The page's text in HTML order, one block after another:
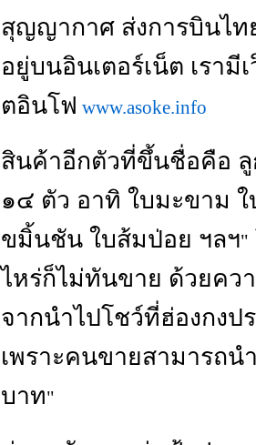
สุญญากาศ ส่งการบินไท
อยู่บนอินเตอร์เน็ต เรามี
ตอินโฟ www.asoke.info
สินค้าอีกตัวที่ขึ้นชื่อคือ
๑๔ ตัว อาทิ ใบมะขาม ใ
ขมิ้นชัน ใบส้มป่อย ฯลฯ"
ไหร่ก็ไม่ทันขาย ด้วยคว
จากนำไปโชว์ที่ฮ่องกงป
เพราะคนขายสามารถ
บาท"